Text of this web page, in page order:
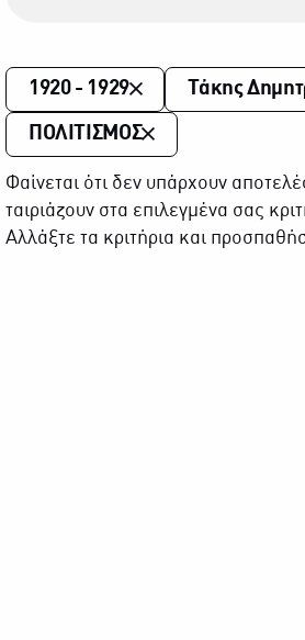
1920 - 1929 Τάκης
ΠΟΛΙΤΙΣΜΟΣ
Φαίνεται ότι δεν υπάρχουν
ταιριάζουν στα επιλεγμένα σας
Αλλάξτε τα κριτήρια και